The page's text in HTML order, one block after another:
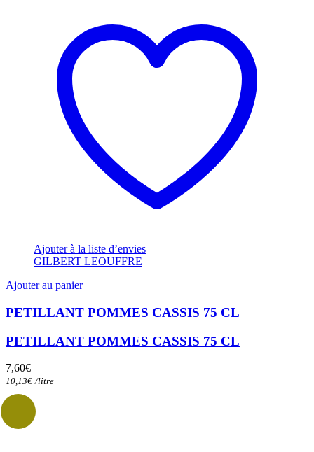
Ajouter à la liste d’envies
GILBERT LEOUFFRE
Ajouter au panier
PETILLANT POMMES CASSIS 75 CL
PETILLANT POMMES CASSIS 75 CL
7,60€
10,13€ /litre